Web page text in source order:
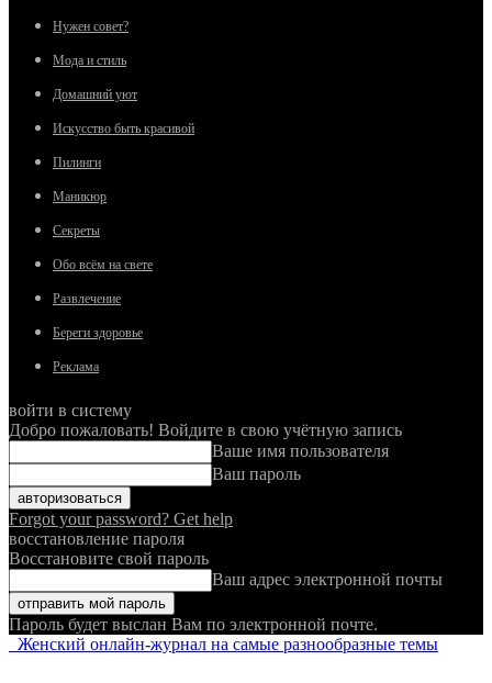
Нужен совет?
Мода и стиль
Домашний уют
Искусство быть красивой
Пилинги
Маникюр
Секреты
Обо всём на свете
Развлечение
Береги здоровье
Реклама
войти в систему
Добро пожаловать! Войдите в свою учётную запись
Ваше имя пользователя
Ваш пароль
Forgot your password? Get help
восстановление пароля
Восстановите свой пароль
Ваш адрес электронной почты
Пароль будет выслан Вам по электронной почте.
Женский онлайн-журнал на самые разнообразные темы